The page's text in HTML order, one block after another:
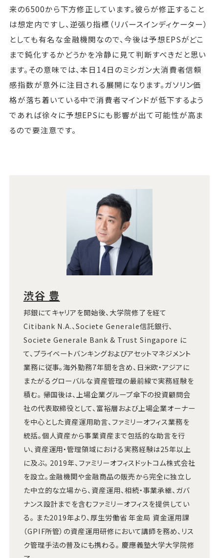
来の6500から下方修正しています。彼らが修正すること
は想定内ですし、逆張り指標（リバースインディケーター）
としても有名な金融機関なので、今後は予想EPSがどこ
まで鈍化するかどうかを冷静に見て判断すべきだと思い
ます。その意味では、本日14日のミシガン大消費者信頼
感指数が意外に注目される展開になります。ガソリン価
格が落ち着いている中で消費者マインドが低下するよう
であれば徐々に予想EPSにも影響が出て可能性が高ま
るので要注意です。
渋谷 豊
邦銀にてキャリアを開始後、大学院修了を経て
Citibank N.A.、Societe Generale信託銀行、
Societe Generale Bank & Trust Singapore に
て、プライベートバンキングおよびアセットマネジメント
業務に従事。海外勤務7年間を含め、日米欧・アジアに
またがるグローバルな資産管理の最前線で実務経験を
積む。 帰国後は、上場企業グループ傘下の投資顧問会
社の代表取締役として、富裕層および上場企業オーナー
を中心とした資産運用助言、ファミリーオフィス業務を
統括。個人資産から事業資産まで包括的な助言を行
い、資産運用・管理領域における実務経験は25年以上
に及ぶ。 2019年、ファミリーオフィスドットコム株式会社
を設立。金融機関や金融商品の販売から完全に独立し
た中立的な立場から、資産運用、相続・事業承継、ガバ
ナンス設計までを含むファミリーオフィスを提供してい
る。 また2019年より、厚生労働省 年金局 資金運用課
（GPIF所管）の資産運用研修において講師を務め、リス
ク管理手法の普及にも携わる。 慶應義塾大学大学院修